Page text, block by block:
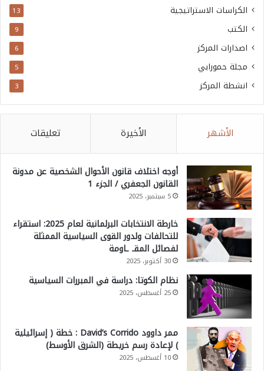
الكراسات الاستراتيجية 13
الكتب 9
اصدارات المركز 6
مجلة حمورابي 5
انشطة المركز 3
الأشهر الأخيرة تعليقات
أوجه اختلاف قانون الأحوال الشخصية عن مدونة
القانون الجعفري / الجزء 1
5 سبتمبر، 2025
خارطة الانتخابات البرلمانية لعام 2025: استقراء
للتحالفات ولدور القوى السياسية الممثلة
لفصائل المقـ ـاومة
30 أكتوبر، 2025
نظام الكوتا: دراسة في المبررات السياسية
25 أغسطس، 2025
ممر داوود David’s Corrido : خطة ( إسرائيلية
) لإعادة رسم خريطة (الشرق الأوسط)
10 أغسطس، 2025